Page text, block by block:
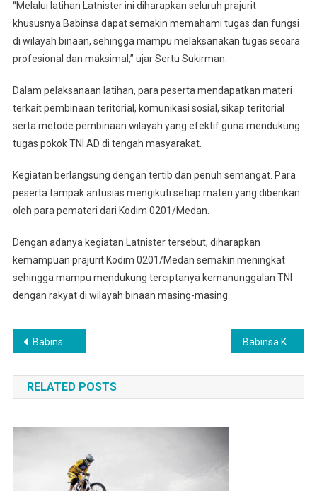
“Melalui latihan Latnister ini diharapkan seluruh prajurit
khususnya Babinsa dapat semakin memahami tugas dan fungsi
di wilayah binaan, sehingga mampu melaksanakan tugas secara
profesional dan maksimal,” ujar Sertu Sukirman.
Dalam pelaksanaan latihan, para peserta mendapatkan materi
terkait pembinaan teritorial, komunikasi sosial, sikap teritorial
serta metode pembinaan wilayah yang efektif guna mendukung
tugas pokok TNI AD di tengah masyarakat.
Kegiatan berlangsung dengan tertib dan penuh semangat. Para
peserta tampak antusias mengikuti setiap materi yang diberikan
oleh para pemateri dari Kodim 0201/Medan.
Dengan adanya kegiatan Latnister tersebut, diharapkan
kemampuan prajurit Kodim 0201/Medan semakin meningkat
sehingga mampu mendukung terciptanya kemanunggalan TNI
dengan rakyat di wilayah binaan masing-masing.
Navigasi
pos
Babinsa Koramil 0201-16/TM Hadiri Wirid Akbar Desa Bangun Rejo Babinsa Koramil 11-MD Komsos Dengan Pekerja MBG di Tanjung Mulia Hilir
RELATED POSTS